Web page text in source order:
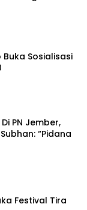
Buka Sosialisasi
PN Jember,
“Pidana
Festival Tira